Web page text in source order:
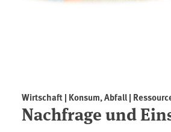
Wirtschaft | Konsum, Abfall |
Nachfrage und